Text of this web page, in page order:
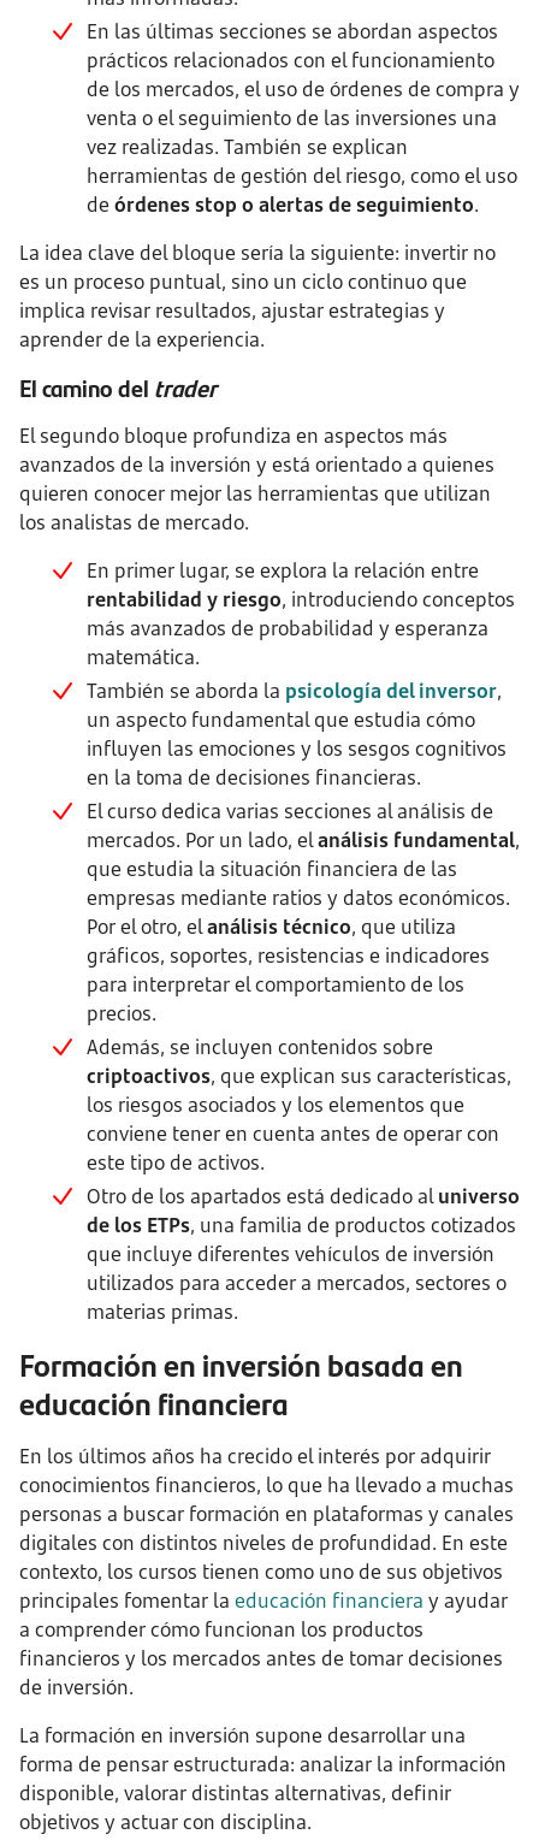
En las últimas secciones se abordan aspectos
prácticos relacionados con el funcionamiento
de los mercados, el uso de órdenes de compra y
venta o el seguimiento de las inversiones una
vez realizadas. También se explican
herramientas de gestión del riesgo, como el uso
de órdenes stop o alertas de seguimiento.
La idea clave del bloque sería la siguiente: invertir no
es un proceso puntual, sino un ciclo continuo que
implica revisar resultados, ajustar estrategias y
aprender de la experiencia.
El camino del trader
El segundo bloque profundiza en aspectos más
avanzados de la inversión y está orientado a quienes
quieren conocer mejor las herramientas que utilizan
los analistas de mercado.
En primer lugar, se explora la relación entre
rentabilidad y riesgo, introduciendo conceptos
más avanzados de probabilidad y esperanza
matemática.
También se aborda la psicología del inversor,
un aspecto fundamental que estudia cómo
influyen las emociones y los sesgos cognitivos
en la toma de decisiones financieras.
El curso dedica varias secciones al análisis de
mercados. Por un lado, elanálisis fundamental,
que estudia la situación financiera de las
empresas mediante ratios y datos económicos.
Por el otro, elanálisis técnico, que utiliza
gráficos, soportes, resistencias e indicadores
para interpretar el comportamiento de los
precios.
Además, se incluyen contenidos sobre
criptoactivos, que explican sus características,
los riesgos asociados y los elementos que
conviene tener en cuenta antes de operar con
este tipo de activos.
Otro de los apartados está dedicado aluniverso
de los ETPs, una familia de productos cotizados
que incluye diferentes vehículos de inversión
utilizados para acceder a mercados, sectores o
materias primas.
Formación en inversión basada en
educación financiera
En los últimos años ha crecido el interés por adquirir
conocimientos financieros, lo que ha llevado a muchas
personas a buscar formación en plataformas y canales
digitales con distintos niveles de profundidad. En este
contexto, los cursos tienen como uno de sus objetivos
principales fomentar la educación financiera y ayudar
a comprender cómo funcionan los productos
financieros y los mercados antes de tomar decisiones
de inversión.
La formación en inversión supone desarrollar una
forma de pensar estructurada: analizar la información
disponible, valorar distintas alternativas, definir
objetivos y actuar con disciplina.